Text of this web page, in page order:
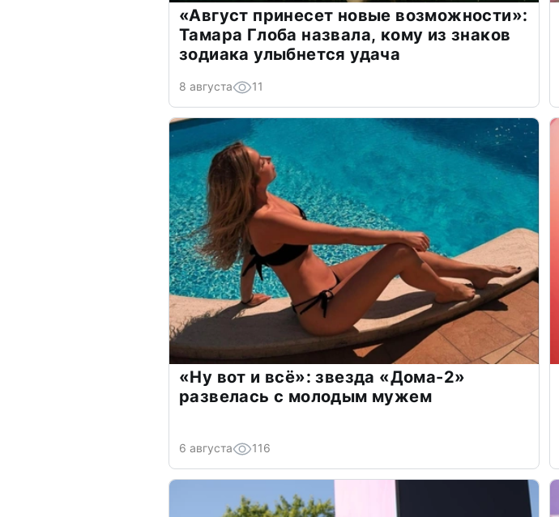
«Август принесет новые возможности»:
Тамара Глоба назвала, кому из знаков
зодиака улыбнется удача
8 августа 11
«Ну вот и всё»: звезда «Дома-2»
развелась с молодым мужем
6 августа 116